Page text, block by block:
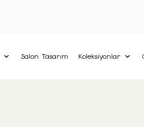
Salon Tasarım Koleksiyonlar